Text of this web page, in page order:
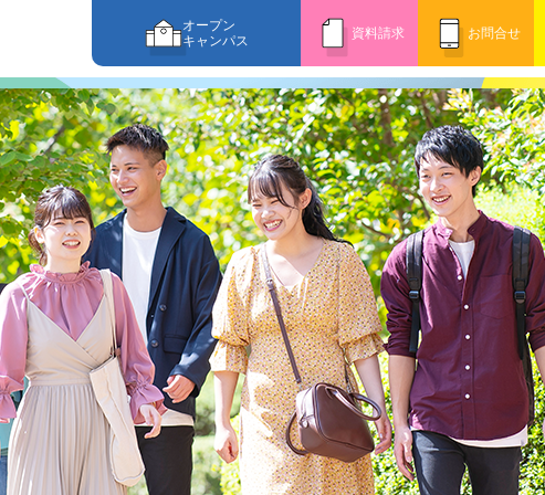
オープン
キャンパス
資料請求 お問合せ